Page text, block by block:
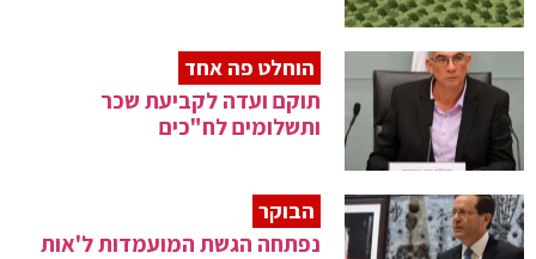
הוחלט פה אחד
תוקם ועדה לקביעת שכר
ותשלומים לח"כים
הבוקר
נפתחה הגשת המועמדות ל'אות